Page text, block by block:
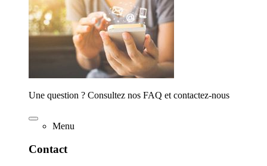
Une question ? Consultez nos FAQ et contactez-nous
Menu
Contact